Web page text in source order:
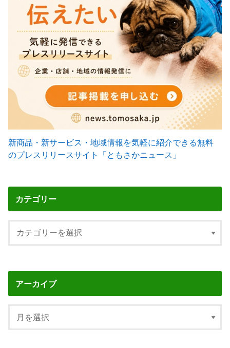
新商品・新サービス・地域情報を気軽に紹介できる無料
のプレスリリースサイト「ともさかニュース」
カテゴリー
アーカイブ